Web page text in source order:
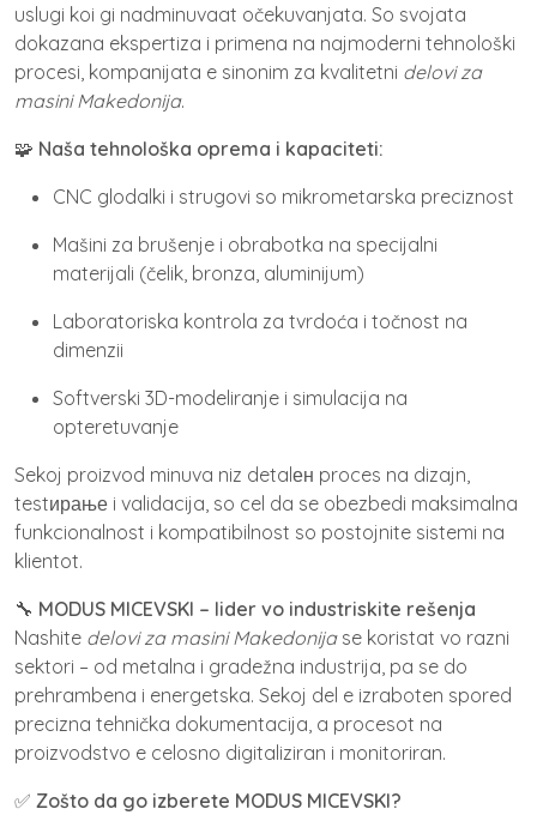
uslugi koi gi nadminuvaat očekuvanjata. So svojata
dokazana ekspertiza i primena na najmoderni tehnološki
procesi, kompanijata e sinonim za kvalitetni delovi za
masini Makedonija.
🧩 Naša tehnološka oprema i kapaciteti:
CNC glodalki i strugovi so mikrometarska preciznost
Mašini za brušenje i obrabotka na specijalni
materijali (čelik, bronza, aluminijum)
Laboratoriska kontrola za tvrdoća i točnost na
dimenzii
Softverski 3D-modeliranje i simulacija na
opteretuvanje
Sekoj proizvod minuva niz detalен proces na dizajn,
testирање i validacija, so cel da se obezbedi maksimalna
funkcionalnost i kompatibilnost so postojnite sistemi na
klientot.
🔧 MODUS MICEVSKI – lider vo industriskite rešenja
Nashite delovi za masini Makedonijase koristat vo razni
sektori – od metalna i gradežna industrija, pa se do
prehrambena i energetska. Sekoj del e izraboten spored
precizna tehnička dokumentacija, a procesot na
proizvodstvo e celosno digitaliziran i monitoriran.
✅ Zošto da go izberete MODUS MICEVSKI?